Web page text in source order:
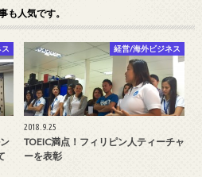
も人気です。
経営/海外ビジネス
2018.9.25
TOEIC満点！フィリピン人ティーチャ
ーを表彰